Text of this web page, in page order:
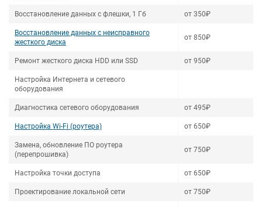
Восстановление данных с флешки, 1 Гб от 350₽
Восстановление данных с неисправного
жесткого диска
от 850₽
Ремонт жесткого диска HDD или SSD от 950₽
Настройка Интернета и сетевого
оборудования
Диагностика сетевого оборудования от 495₽
Настройка Wi-Fi (роутера) от 650₽
Замена, обновление ПО роутера
(перепрошивка)
от 750₽
Настройка точки доступа от 650₽
Проектирование локальной сети от 750₽